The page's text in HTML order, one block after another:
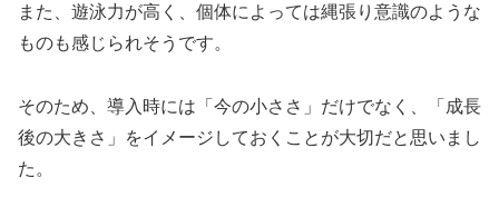
また、遊泳力が高く、個体によっては縄張り意識のような
ものも感じられそうです。
そのため、導入時には「今の小ささ」だけでなく、「成長
後の大きさ」をイメージしておくことが大切だと思いまし
た。